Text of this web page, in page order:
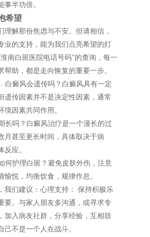
事半功倍。
希望
理解那份焦虑与不安。但请相信，
业的支持，能为我们点亮希望的灯
南白斑医院电话号码”的查询，每一
帮助，都是走向恢复的重要一步。
白癜风会遗传吗？白癜风具有一定
遗传因素并不是决定性因素，通常
境因素共同作用。
长吗？白癜风治疗是一个漫长的过
月甚至更长时间，具体取决于病
反应。
何护理白斑？避免皮肤外伤，注意
愉悦，均衡饮食，规律作息。
我们建议：心理支持： 保持积极乐
要。与家人朋友多沟通，或寻求专
加入病友社群，分享经验，互相鼓
己不是一个人在战斗。